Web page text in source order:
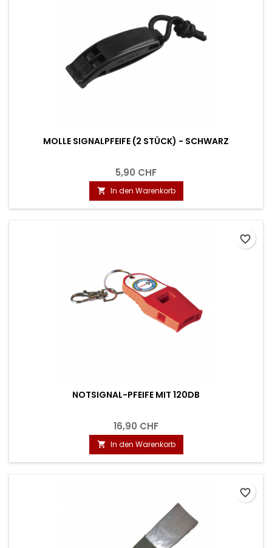
MOLLE SIGNALPFEIFE (2 STÜCK) - SCHWARZ
5,90 CHF
 In den Warenkorb
NOTSIGNAL-PFEIFE MIT 120DB
16,90 CHF
 In den Warenkorb
favorite_border
favorite_border